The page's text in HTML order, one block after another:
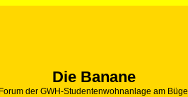
Die Banane
Forum der GWH-Studentenwohnanlage am Bügel